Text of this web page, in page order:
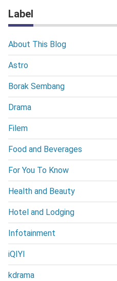
Label
About This Blog
Astro
Borak Sembang
Drama
Filem
Food and Beverages
For You To Know
Health and Beauty
Hotel and Lodging
Infotainment
iQIYI
kdrama